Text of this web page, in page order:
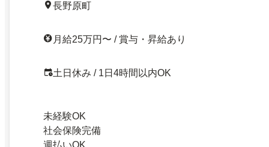
長野原町
月給25万円〜 / 賞与・昇給あり
土日休み / 1日4時間以内OK
未経験OK
社会保険完備